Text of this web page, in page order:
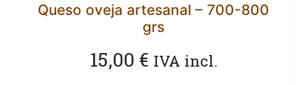
Queso oveja artesanal – 700-800
grs
15,00 € IVA incl.